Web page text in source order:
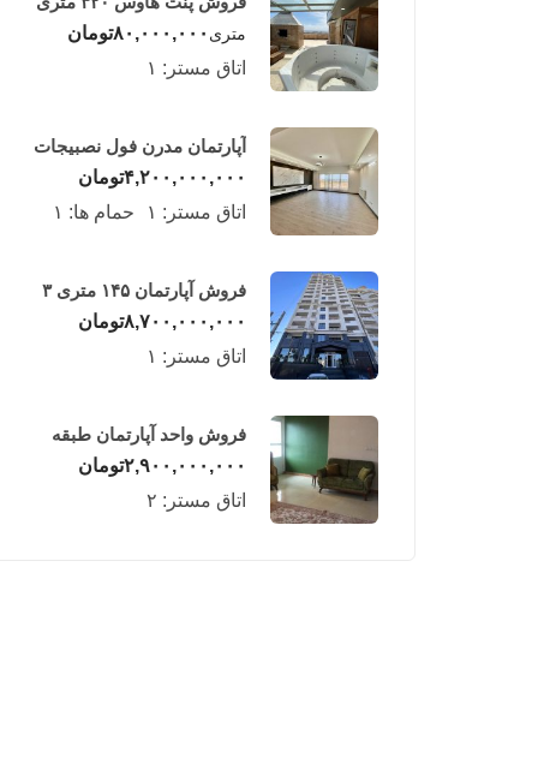
لوکس در طبقه چهاردهم
فریدونکنار
متری ۸۰,۰۰۰,۰۰۰تومان
اتاق مستر: ۱
آپارتمان مدرن فول نصبیجات
ساحلی/فریدونکنار
۴,۲۰۰,۰۰۰,۰۰۰تومان
اتاق مستر: ۱ حمام ها: ۱
فروش آپارتمان ۱۴۵ متری ۳
خوابه در فریدونکنار
۸,۷۰۰,۰۰۰,۰۰۰تومان
اتاق مستر: ۱
فروش واحد آپارتمان طبقه
چهارم در فریدونکنار
۲,۹۰۰,۰۰۰,۰۰۰تومان
اتاق مستر: ۲